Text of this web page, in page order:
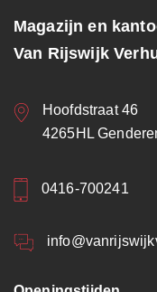
Magazijn en
Van Rijswijk
Hoofdstraat 46
4265HL
0416-700241